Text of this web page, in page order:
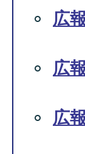
広
広
広